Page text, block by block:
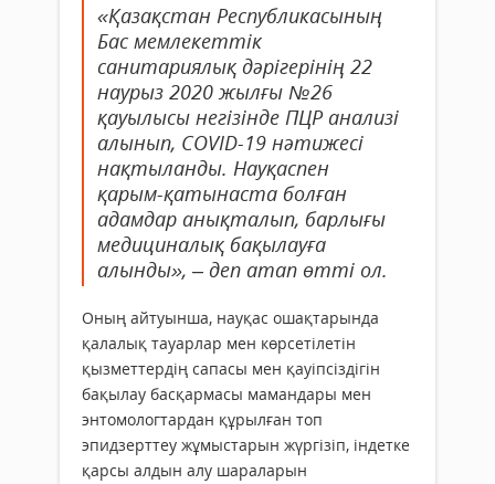
«Қазақстан Республикасының
Бас мемлекеттік
санитариялық дәрігерінің 22
наурыз 2020 жылғы №26
қауылысы негізінде ПЦР анализі
алынып, COVID-19 нәтижесі
нақтыланды. Науқаспен
қарым-қатынаста болған
адамдар анықталып, барлығы
медициналық бақылауға
алынды», – деп атап өтті ол.
Оның айтуынша, науқас ошақтарында
қалалық тауарлар мен көрсетілетін
қызметтердің сапасы мен қауіпсіздігін
бақылау басқармасы мамандары мен
энтомологтардан құрылған топ
эпидзерттеу жұмыстарын жүргізіп, індетке
қарсы алдын алу шараларын